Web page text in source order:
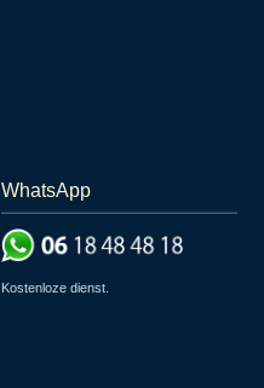
WhatsApp
Kostenloze dienst.